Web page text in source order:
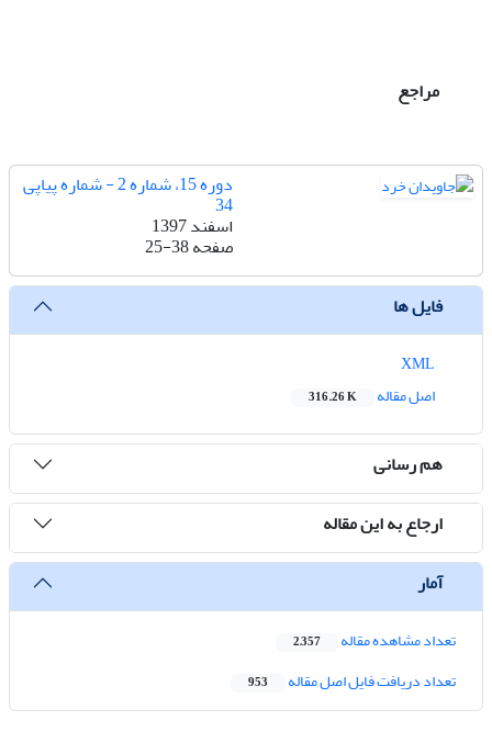
مراجع
دوره 15، شماره 2 - شماره پیاپی
34
اسفند 1397
صفحه25-38
فایل ها
اصل مقاله
316.26 K
هم رسانی
ارجاع به این مقاله
آمار
تعداد مشاهده مقاله 2,357
تعداد دریافت فایل اصل مقاله 953